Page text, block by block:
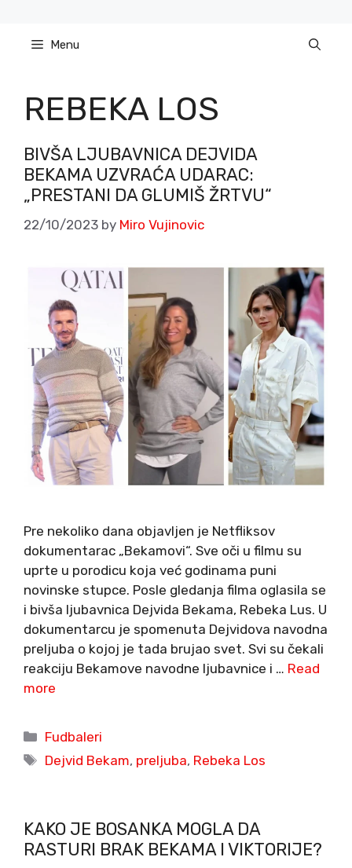
content Menu
REBEKA LOS
BIVŠA LJUBAVNICA DEJVIDA
BEKAMA UZVRAĆA UDARAC:
„PRESTANI DA GLUMIŠ ŽRTVU“
22/10/2023 by Miro Vujinovic
Pre nekoliko dana objavljen je Netfliksov
dokumentarac „Bekamovi“. Sve oči u filmu su
uprte u porodicu koja već godinama puni
novinske stupce. Posle gledanja filma oglasila se
i bivša ljubavnica Dejvida Bekama, Rebeka Lus. U
dokumentarcu je spomenuta Dejvidova navodna
preljuba o kojoj je tada brujao svet. Svi su čekali
reakciju Bekamove navodne ljubavnice i … Read
more
Categories
Fudbaleri
Tags
Dejvid Bekam, preljuba, Rebeka Los
KAKO JE BOSANKA MOGLA DA
RASTURI BRAK BEKAMA I VIKTORIJE?